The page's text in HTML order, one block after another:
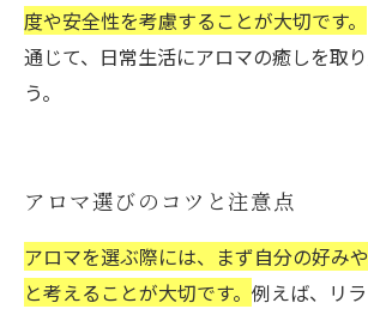
度や安全性を考慮することが大切です。
通じて、日常生活にアロマの癒しを取
う。
アロマ選びのコツと注意点
アロマを選ぶ際には、まず自分の好み
と考えることが大切です。 例えば、リ